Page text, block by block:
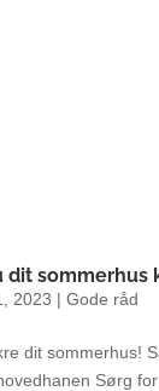
dit sommerhus
2023 | Gode råd
dit sommerhus!
Sørg